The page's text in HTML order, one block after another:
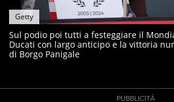
Getty
Sul podio poi tutti a festeggiare il
Ducati con largo anticipo e la vittoria
di Borgo Panigale